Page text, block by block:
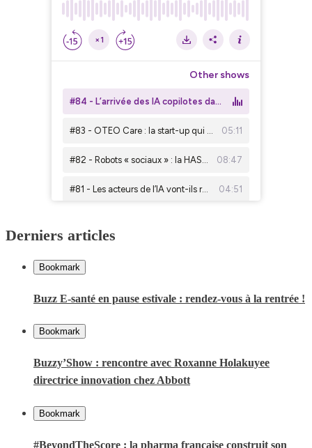
Derniers articles
Bookmark
Buzz E-santé en pause estivale : rendez-vous à la rentrée !
Bookmark
Buzzy’Show : rencontre avec Roxanne Holakuyee
directrice innovation chez Abbott
Bookmark
#BeyondTheScore : la pharma française construit son